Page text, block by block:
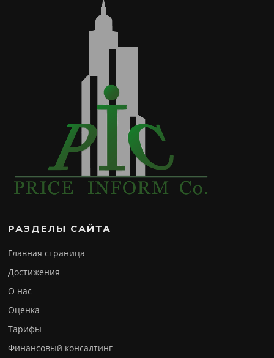
РАЗДЕЛЫ САЙТА
Главная страница
Достижения
О нас
Оценка
Тарифы
Финансовый консалтинг